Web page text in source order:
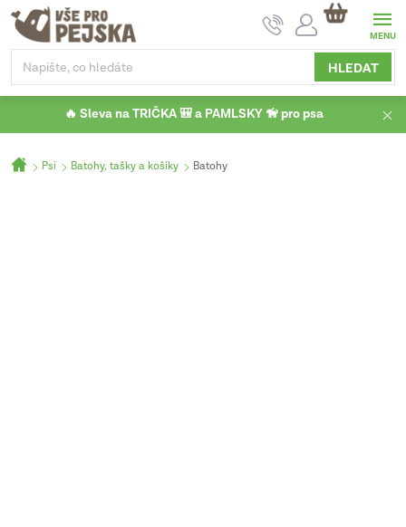
Přejít
obsah
HLEDAT
NÁKUPNÍ
KOŠÍK
🔥 Sleva na TRIČKA 🎒 a PAMLSKY 🦮 pro psa
Domů
Psi Batohy, tašky a košíky Batohy